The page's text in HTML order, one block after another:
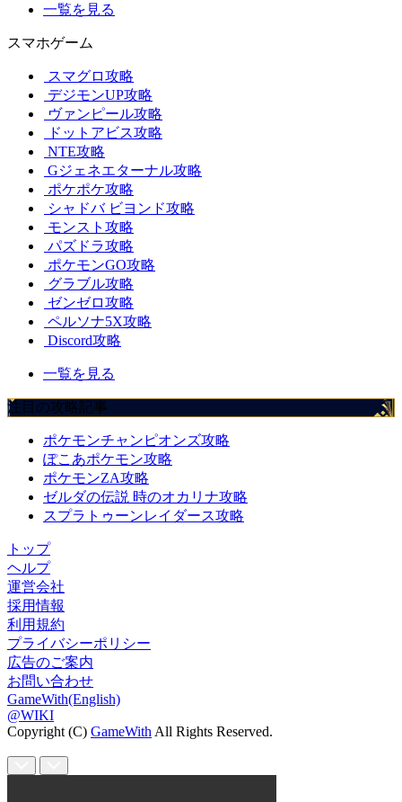
一覧を見る
スマホゲーム
スマグロ攻略
デジモンUP攻略
ヴァンピール攻略
ドットアビス攻略
NTE攻略
Gジェネエターナル攻略
ポケポケ攻略
シャドバ ビヨンド攻略
モンスト攻略
パズドラ攻略
ポケモンGO攻略
グラブル攻略
ゼンゼロ攻略
ペルソナ5X攻略
Discord攻略
一覧を見る
注目の攻略記事
ポケモンチャンピオンズ攻略
ぽこあポケモン攻略
ポケモンZA攻略
ゼルダの伝説 時のオカリナ攻略
スプラトゥーンレイダース攻略
トップ
ヘルプ
運営会社
採用情報
利用規約
プライバシーポリシー
広告のご案内
お問い合わせ
GameWith(English)
@WIKI
Copyright (C) GameWith All Rights Reserved.